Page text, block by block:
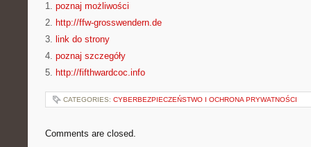
1. poznaj możliwości
2. http://ffw-grosswendern.de
3. link do strony
4. poznaj szczegóły
5. http://fifthwardcoc.info
CATEGORIES: CYBERBEZPIECZEŃSTWO I OCHRONA PRYWATNOŚCI
Comments are closed.